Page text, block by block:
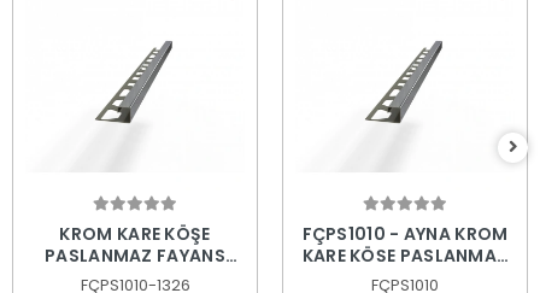
KROM KARE KÖŞE
PASLANMAZ FAYANS
PROFİLİ
FÇPS1010-1326
FÇPS1010 - AYNA KROM
KARE KÖŞE PASLANMAZ
FAYANS PROFİLİ
FÇPS1010